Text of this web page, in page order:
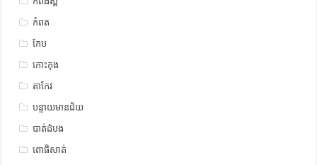
កំពត
កែប
កោះកុង
តាកែវ
បន្ទាយមានជ័យ
បាត់ដំបង
ពោធិសាត់